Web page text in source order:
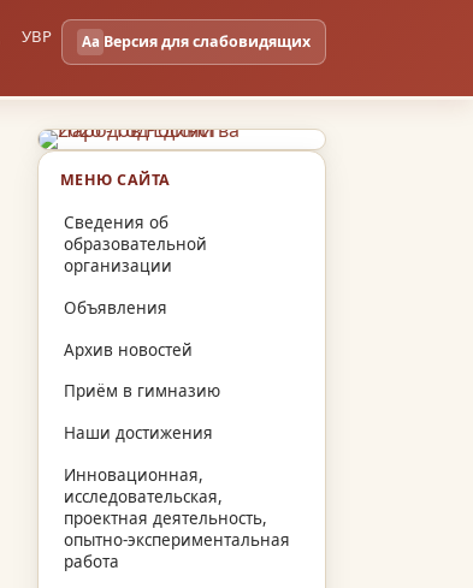
УВР Aa Версия для слабовидящих
МЕНЮ САЙТА
Сведения об
образовательной
организации
Объявления
Архив новостей
Приём в гимназию
Наши достижения
Инновационная,
исследовательская,
проектная деятельность,
опытно-экспериментальная
работа